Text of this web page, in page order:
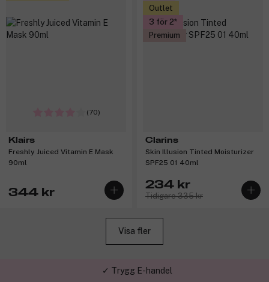
(70)
Klairs
Freshly Juiced Vitamin E Mask
90ml
344 kr
Outlet
3 för 2
Premium
Clarins
Skin Illusion Tinted Moisturizer
SPF25 01 40ml
234 kr
Tidigare 335 kr
Visa fler
✓ Över 1,5 miljon kunder – Trustpilot 4,7 av 5